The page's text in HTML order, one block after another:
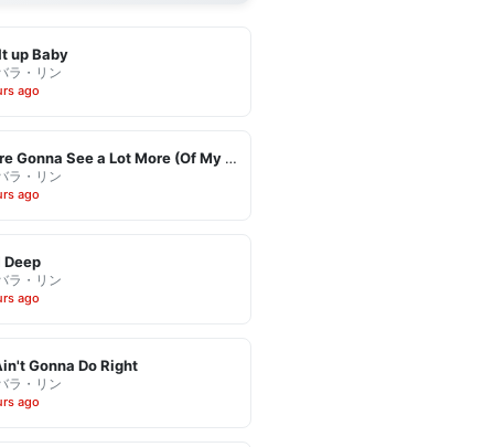
up Baby
ラ・リン
ago
You're Gonna See a Lot More (Of My Leaving)
ラ・リン
ago
Deep
ラ・リン
ago
Gonna Do Right
ラ・リン
ago